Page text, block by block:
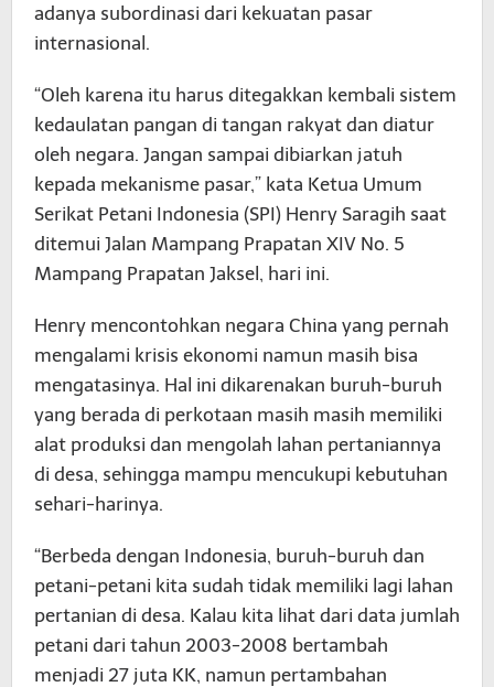
adanya subordinasi dari kekuatan pasar
internasional.
“Oleh karena itu harus ditegakkan kembali sistem
kedaulatan pangan di tangan rakyat dan diatur
oleh negara. Jangan sampai dibiarkan jatuh
kepada mekanisme pasar,” kata Ketua Umum
Serikat Petani Indonesia (SPI) Henry Saragih saat
ditemui Jalan Mampang Prapatan XIV No. 5
Mampang Prapatan Jaksel, hari ini.
Henry mencontohkan negara China yang pernah
mengalami krisis ekonomi namun masih bisa
mengatasinya. Hal ini dikarenakan buruh-buruh
yang berada di perkotaan masih masih memiliki
alat produksi dan mengolah lahan pertaniannya
di desa, sehingga mampu mencukupi kebutuhan
sehari-harinya.
“Berbeda dengan Indonesia, buruh-buruh dan
petani-petani kita sudah tidak memiliki lagi lahan
pertanian di desa. Kalau kita lihat dari data jumlah
petani dari tahun 2003-2008 bertambah
menjadi 27 juta KK, namun pertambahan